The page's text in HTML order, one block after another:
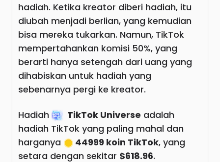
hadiah. Ketika kreator diberi hadiah, itu
diubah menjadi berlian, yang kemudian
bisa mereka tukarkan. Namun, TikTok
mempertahankan komisi 50%, yang
berarti hanya setengah dari uang yang
dihabiskan untuk hadiah yang
sebenarnya pergi ke kreator.
Hadiah TikTok Universe adalah
hadiah TikTok yang paling mahal dan
harganya
44999 koin TikTok, yang
setara dengan sekitar $618.96.